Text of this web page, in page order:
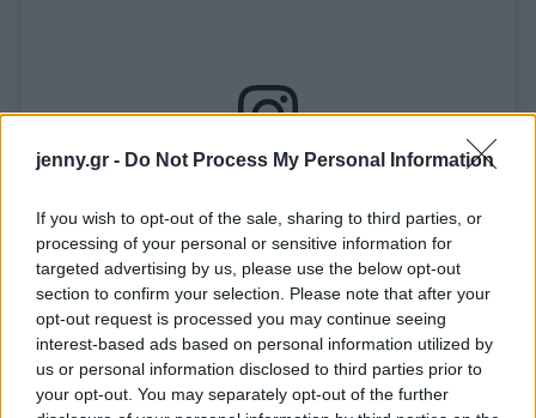
jenny.gr - Do Not Process My Personal Information
If you wish to opt-out of the sale, sharing to third parties, or
processing of your personal or sensitive information for
targeted advertising by us, please use the below opt-out
section to confirm your selection. Please note that after your
opt-out request is processed you may continue seeing
interest-based ads based on personal information utilized by
us or personal information disclosed to third parties prior to
your opt-out. You may separately opt-out of the further